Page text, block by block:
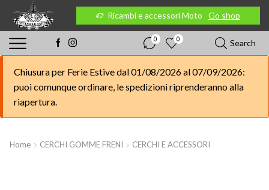
Go shop Ricambi e accessori Moto Go shop
0 0 Search
Chiusura per Ferie Estive dal 01/08/2026 al 07/09/2026:
puoi comunque ordinare, le spedizioni riprenderanno alla
riapertura.
Home CERCHI GOMME FRENI CERCHI E ACCESSORI